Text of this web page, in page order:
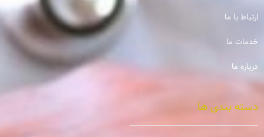
ارتباط با ما
خدمات ما
درباره ما
دسته بندی ها